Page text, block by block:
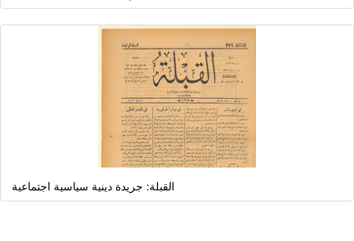
القبلة: جريدة دينية سياسية اجتماعية